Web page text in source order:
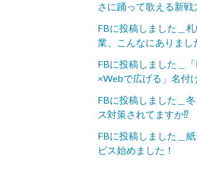
さに踊って歌える新戦
FBに投稿しました＿
業、こんなにありまし
FBに投稿しました＿
×Webで広げる」名付
FBに投稿しました＿
ス対策されてますか⁉︎
FBに投稿しました＿
ビス始めました！